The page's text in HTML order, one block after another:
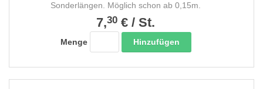
Sonderlängen. Möglich schon ab 0,15m.
7,30 € / St.
Menge Hinzufügen